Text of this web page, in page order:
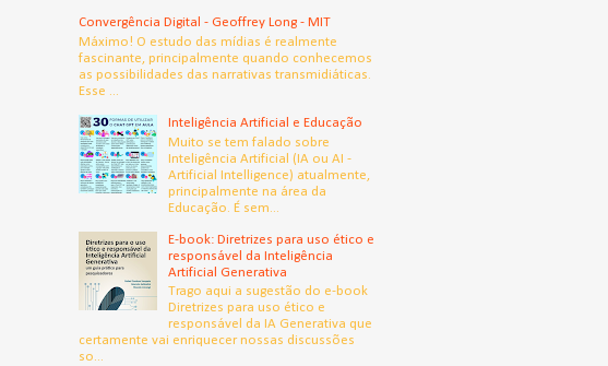
Convergência Digital - Geoffrey Long - MIT
Máximo! O estudo das mídias é realmente
fascinante, principalmente quando conhecemos
as possibilidades das narrativas transmidiáticas.
Esse ...
Inteligência Artificial e Educação
Muito se tem falado sobre
Inteligência Artificial (IA ou AI -
Artificial Intelligence) atualmente,
principalmente na área da
Educação. É sem...
E-book: Diretrizes para uso ético e
responsável da Inteligência
Artificial Generativa
Trago aqui a sugestão do e-book
Diretrizes para uso ético e
responsável da IA Generativa que
certamente vai enriquecer nossas discussões
so...